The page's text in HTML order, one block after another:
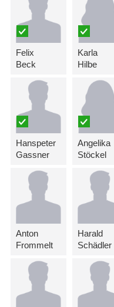
Felix
Beck
Hanspeter
Gassner
Anton
Frommelt
Karla
Hilbe
Angelika
Stöckel
Harald
Schädler